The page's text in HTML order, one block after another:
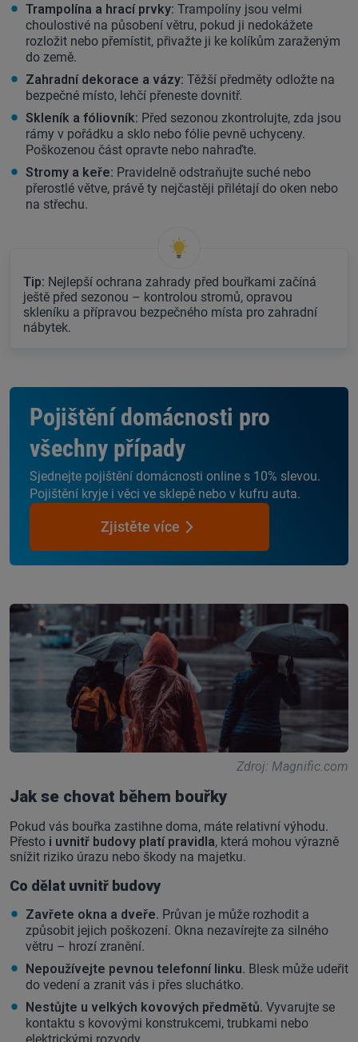
Trampolína a hrací prvky: Trampolíny jsou velmi
choulostivé na působení větru, pokud ji nedokážete
rozložit nebo přemístit, přivažte ji ke kolíkům zaraženým
do země.
Zahradní dekorace a vázy: Těžší předměty odložte na
bezpečné místo, lehčí přeneste dovnitř.
Skleník a fóliovník: Před sezonou zkontrolujte, zda jsou
rámy v pořádku a sklo nebo fólie pevně uchyceny.
Poškozenou část opravte nebo nahraďte.
Stromy a keře: Pravidelně odstraňujte suché nebo
přerostlé větve, právě ty nejčastěji přilétají do oken nebo
na střechu.
Tip: Nejlepší ochrana zahrady před bouřkami začíná
ještě před sezonou – kontrolou stromů, opravou
skleníku a přípravou bezpečného místa pro zahradní
nábytek.
Pojištění domácnosti pro
všechny případy
Sjednejte pojištění domácnosti online s 10% slevou.
Pojištění kryje i věci ve sklepě nebo v kufru auta.
Zjistěte více
Zdroj: Magnific.com
Jak se chovat během bouřky
Pokud vás bouřka zastihne doma, máte relativní výhodu.
Přesto i uvnitř budovy platí pravidla, která mohou výrazně
snížit riziko úrazu nebo škody na majetku.
Co dělat uvnitř budovy
Zavřete okna a dveře. Průvan je může rozhodit a
způsobit jejich poškození. Okna nezavírejte za silného
větru – hrozí zranění.
Nepoužívejte pevnou telefonní linku. Blesk může udeřit
do vedení a zranit vás i přes sluchátko.
Nestůjte u velkých kovových předmětů. Vyvarujte se
kontaktu s kovovými konstrukcemi, trubkami nebo
elektrickými rozvody.